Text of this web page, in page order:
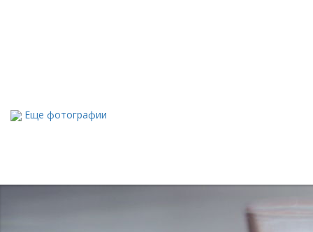
Еще фотографии